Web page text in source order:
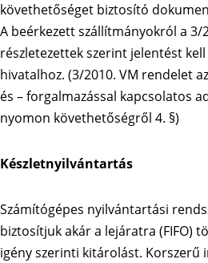
követhetőséget biztosító
A beérkezett szállítmányokról a 3/
részletezettek szerint jelentést
hivatalhoz. (3/2010. VM rendelet
és – forgalmazással kapcsolatos
nyomon követhetőségről 4. §)
Készletnyilvántartás
Számítógépes nyilvántartási
biztosítjuk akár a lejáratra (FIFO)
igény szerinti kitárolást. Korszerű